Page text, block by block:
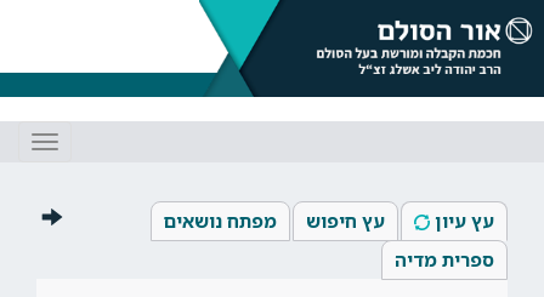
עץ עיון עץ חיפוש
מפתח נושאים
ספרית מדיה